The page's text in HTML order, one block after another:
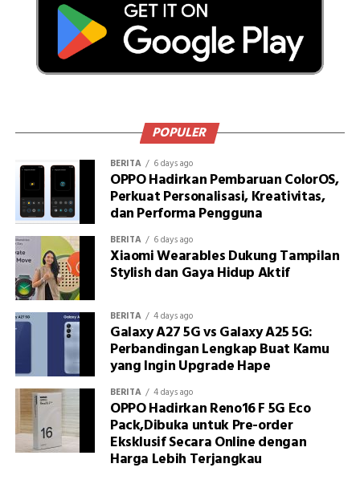
POPULER
BERITA 6 days ago
OPPO Hadirkan Pembaruan ColorOS,
Perkuat Personalisasi, Kreativitas,
dan Performa Pengguna
BERITA 6 days ago
Xiaomi Wearables Dukung Tampilan
Stylish dan Gaya Hidup Aktif
BERITA 4 days ago
Galaxy A27 5G vs Galaxy A25 5G:
Perbandingan Lengkap Buat Kamu
yang Ingin Upgrade Hape
BERITA 4 days ago
OPPO Hadirkan Reno16 F 5G Eco
Pack,Dibuka untuk Pre-order
Eksklusif Secara Online dengan
Harga Lebih Terjangkau